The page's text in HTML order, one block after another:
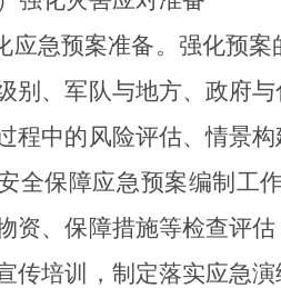
应急预案准备。强化预
别、军队与地方、政府
程中的风险评估、情景
全保障应急预案编制工
资、保障措施等检查评
传培训，制定落实应急